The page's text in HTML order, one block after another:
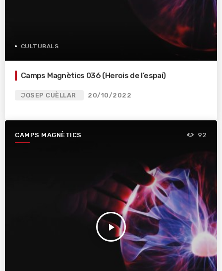
CULTURALS
Camps Magnètics 036 (Herois de l’espai)
JOSEP CUÈLLAR 20/10/2022
CAMPS MAGNÈTICS
play_arrow
92